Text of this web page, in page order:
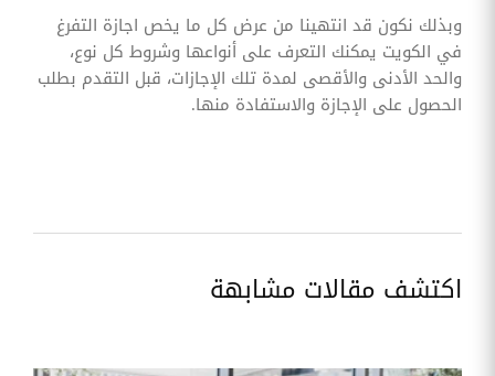
وبذلك نكون قد انتهينا من عرض كل ما يخص اجازة التفرغ
في الكويت يمكنك التعرف على أنواعها وشروط كل نوع،
والحد الأدنى والأقصى لمدة تلك الإجازات، قبل التقدم بطلب
الحصول على الإجازة والاستفادة منها.
اكتشف مقالات مشابهة